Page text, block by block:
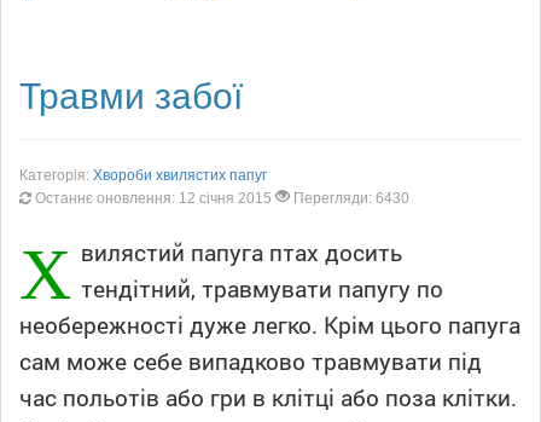
Травми забої
Категорія: Хвороби хвилястих папуг
Останнє оновлення: 12 січня 2015
Перегляди: 6430
Х вилястий папуга птах досить
тендітний, травмувати папугу по
необережності дуже легко. Крім цього папуга
сам може себе випадково травмувати під
час польотів або гри в клітці або поза клітки.